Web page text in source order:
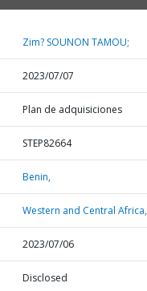
Zim? SOUNON TAMOU;
2023/07/07
Plan de adquisiciones
STEP82664
Benin,
Western and Central Africa,
2023/07/06
Disclosed